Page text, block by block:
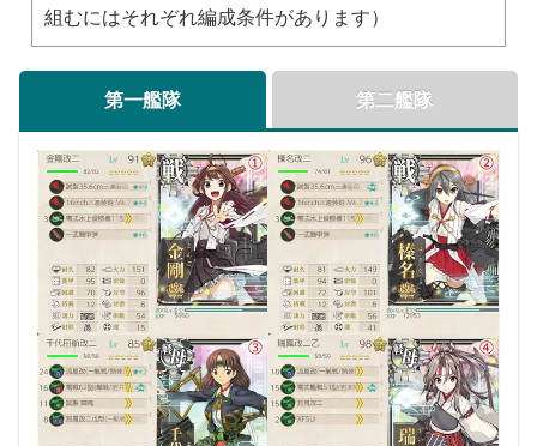
組むにはそれぞれ編成条件があります）
第一艦隊 第二艦隊